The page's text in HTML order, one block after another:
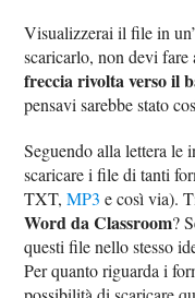
Visualizzerai il file in
scaricarlo, non devi fare
freccia rivolta verso il
pensavi sarebbe stato
Seguendo alla lettera le
scaricare i file di tanti
TXT,MP3 e così via).
Word da Classroom?
questi file nello stesso
Per quanto riguarda i